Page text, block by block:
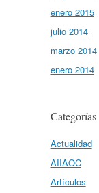
enero 2015
julio 2014
marzo 2014
enero 2014
Categorías
Actualidad
AIIAOC
Artículos